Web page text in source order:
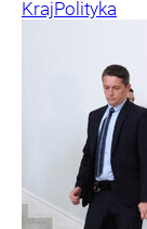
KrajPolityka